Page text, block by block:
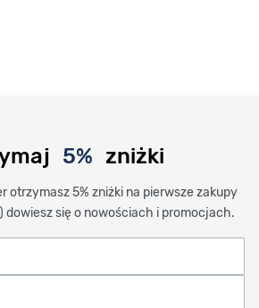
5% zniżki
otrzymasz 5% zniżki na pierwsze zakupy
dowiesz się o nowościach i promocjach.